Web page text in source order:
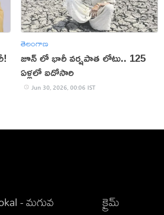
తెలంగాణ
జూన్ లో భారీ వర్షపాత లోటు.. 125
ఏళ్లలో ఐదోసారి
Jun 30, 2026, 00:06 IST
- మగువ
క్రైమ్